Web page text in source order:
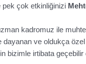
pek çok etkinliğinizi
kadromuz ile
dayanan ve oldukça
bizimle irtibata geçebilir